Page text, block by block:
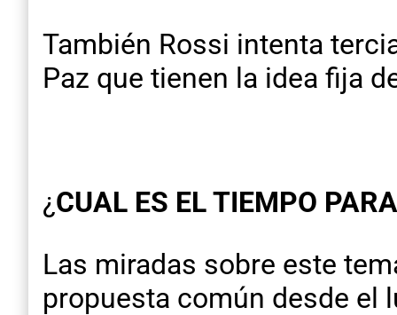
También Rossi intenta
Paz que tienen la idea fija
¿CUAL ES EL TIEMPO
Las miradas sobre este
propuesta común desde el